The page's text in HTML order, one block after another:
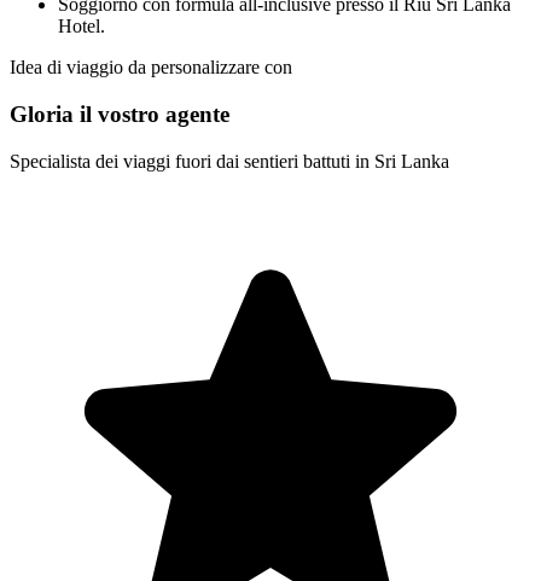
Soggiorno con formula all-inclusive presso il Riu Sri Lanka
Hotel.
Idea di viaggio da personalizzare con
Gloria il vostro agente
Specialista dei viaggi fuori dai sentieri battuti in Sri Lanka